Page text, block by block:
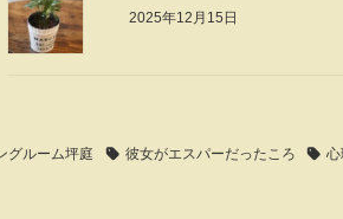
2025年12月15日
グルーム坪庭 彼女がエスパーだったころ